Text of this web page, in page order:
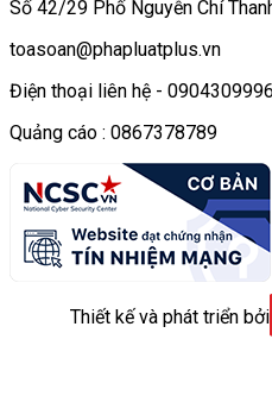
Số 42/29 Phố Nguyễn Chí
toasoan@phapluatplus.vn
Điện thoại liên hệ - 0904309996
Quảng cáo : 0867378789
Thiết kế và phát triển bởi